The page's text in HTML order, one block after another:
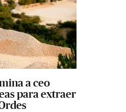
a ceo
para extraer